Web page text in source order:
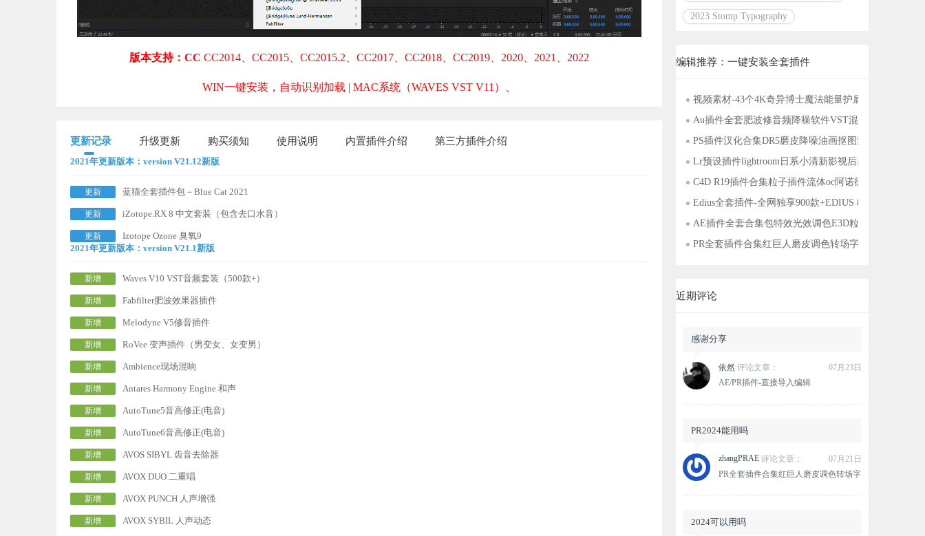
版本支持：CC CC2014、CC2015、CC2015.2、CC2017、CC2018、CC2019、2020、2021、2022
WIN一键安装，自动识别加载 | MAC系统（WAVES VST V11）
更新记录 升级更新 购买须知 使用说明 内置插件介绍 第三方插件介绍
2021年更新版本：version V21.12新版
更新 蓝猫全套插件包－Blue Cat 2021
更新 iZotope.RX 8 中文套装（包含去口水音）
更新
Izotope Ozone 臭氧9
2021年更新版本：version V21.1新版
新增 Waves V10 VST音频套装（500款+）
新增 Fabfilter肥波效果器插件
新增 Melodyne V5修音插件
新增 RoVee 变声插件（男变女、女变男）
新增 Ambience现场混响
新增 Antares Harmony Engine 和声
新增 AutoTune5音高修正(电音)
新增 AutoTune6音高修正(电音)
新增 AVOS SIBYL 齿音去除器
新增 AVOX DUO 二重唱
新增 AVOX PUNCH 人声增强
新增 AVOX SYBIL 人声动态
2023 Stomp Typography
编辑推荐：一键安装全套插件
视频素材-43个4K奇异博士魔法能量护盾粒子传送门
Au插件全套肥波修音频降噪软件VST混音效waves后
PS插件汉化合集DR5磨皮降噪油画抠图漫画预设调色
Lr预设插件lightroom日系小清新影视后期调色LUTS上
C4D R19插件合集粒子插件流体oc阿诺德红移渲染材
Edius全套插件-全网独享900款+EDIUS 8 9 转场调色
AE插件全套合集包特效光效调色E3D粒子调色跟踪中
PR全套插件合集红巨人磨皮调色转场字幕光效抠像降
近期评论
感谢分享
依然 评论文章：
07月23日
AE/PR插件-直接导入编辑
Influx v1.2.2 Mac苹果版兼容M1M2
PR2024能用吗
zhangPRAE 评论文章：
07月21日
PR全套插件合集红巨人磨皮调色转场字
包
2024可以用吗